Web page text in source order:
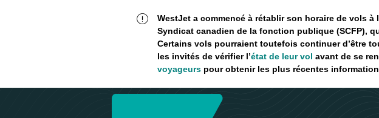
WestJet a commencé à rétablir son horaire de vols
Syndicat canadien de la fonction publique (SCFP),
Certains vols pourraient toutefois continuer d’être
les invités de vérifier l’état de leur vol avant de se
voyageurspour obtenir les plus récentes